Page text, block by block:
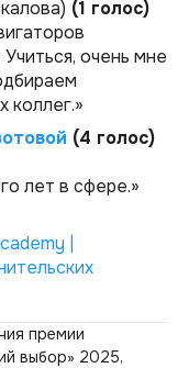
(1 голос)
очень мне
коллег.»
(4 голос)
лет в сфере.»
|
премии
выбор» 2025,